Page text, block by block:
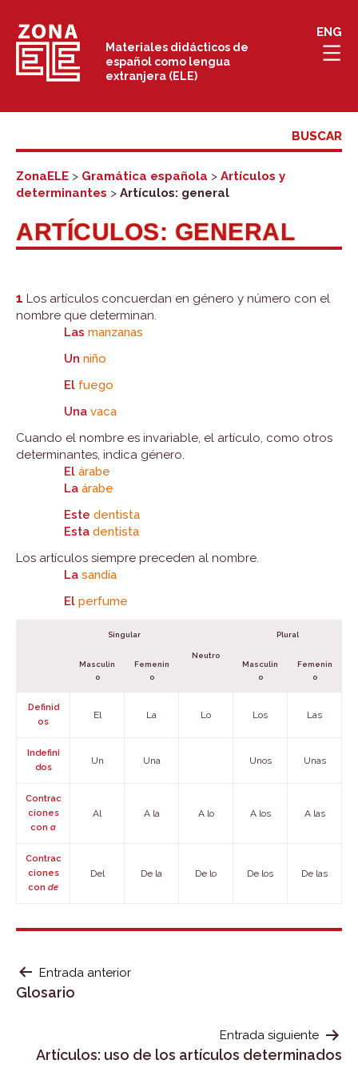
contenido
Materiales didácticos de
español como lengua
extranjera (ELE)
ENG
ZonaELE > Gramática española > Artículos y
determinantes > Artículos: general
ARTÍCULOS: GENERAL
1 Los artículos concuerdan en género y número con el
nombre que determinan.
Las manzanas
Un niño
El fuego
Una vaca
Cuando el nombre es invariable, el artículo, como otros
determinantes, indica género.
El árabe
La árabe
Este dentista
Esta dentista
Los artículos siempre preceden al nombre.
La sandía
El perfume
Singular
Neutro
Plural
Masculin
o
Femenin
o
Masculin
o
Femenin
o
Definid
os
El La Lo Los Las
Indefini
dos
Un Una Unos Unas
Contrac
ciones
con a
Al A la A lo A los A las
Contrac
ciones
con de
Del De la De lo De los De las
NAVEGACIÓN
DE
Entrada anterior
Glosario
Entrada siguiente
Artículos: uso de los artículos determinados